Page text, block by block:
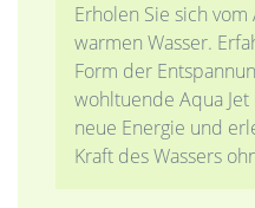
ANGEBOTE
GUTSCHEINE
Erholen Sie sich
warmen Wasser.
Form der
wohltuende Aqua Jet
neue Energie und
Kraft des Wassers